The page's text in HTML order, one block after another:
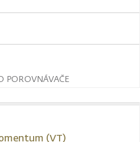
POROVNÁVAČE
(VT)